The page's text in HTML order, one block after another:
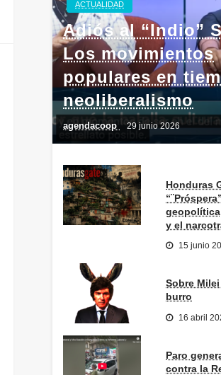
ACTUALIDAD
Adiós al “Indio”
Los movimientos
populares en
neoliberalismo
agendacoop 29 junio 2026
Honduras
y el
15 junio
Sobre
burro
16 abril
Paro
contra la